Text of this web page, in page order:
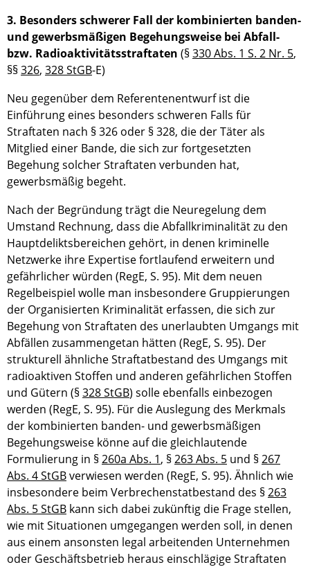
3. Besonders schwerer Fall der kombinierten banden-
und gewerbsmäßigen Begehungsweise bei Abfall-
bzw. Radioaktivitätsstraftaten (§330 Abs. 1 S. 2 Nr. 5,
§§326, 328 StGB-E)
Neu gegenüber dem Referentenentwurf ist die
Einführung eines besonders schweren Falls für
Straftaten nach § 326 oder § 328, die der Täter als
Mitglied einer Bande, die sich zur fortgesetzten
Begehung solcher Straftaten verbunden hat,
gewerbsmäßig begeht.
Nach der Begründung trägt die Neuregelung dem
Umstand Rechnung, dass die Abfallkriminalität zu den
Hauptdeliktsbereichen gehört, in denen kriminelle
Netzwerke ihre Expertise fortlaufend erweitern und
gefährlicher würden (RegE, S. 95). Mit dem neuen
Regelbeispiel wolle man insbesondere Gruppierungen
der Organisierten Kriminalität erfassen, die sich zur
Begehung von Straftaten des unerlaubten Umgangs mit
Abfällen zusammengetan hätten (RegE, S. 95). Der
strukturell ähnliche Straftatbestand des Umgangs mit
radioaktiven Stoffen und anderen gefährlichen Stoffen
und Gütern (§328 StGB) solle ebenfalls einbezogen
werden (RegE, S. 95). Für die Auslegung des Merkmals
der kombinierten banden- und gewerbsmäßigen
Begehungsweise könne auf die gleichlautende
Formulierung in §260a Abs. 1, §263 Abs. 5 und §267
Abs. 4 StGBverwiesen werden (RegE, S. 95). Ähnlich wie
insbesondere beim Verbrechenstatbestand des §263
Abs. 5 StGB kann sich dabei zukünftig die Frage stellen,
wie mit Situationen umgegangen werden soll, in denen
aus einem ansonsten legal arbeitenden Unternehmen
oder Geschäftsbetrieb heraus einschlägige Straftaten